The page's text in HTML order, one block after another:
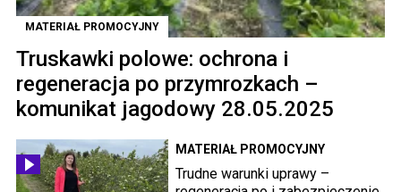
MATERIAŁ PROMOCYJNY
Truskawki polowe: ochrona i
regeneracja po przymrozkach –
komunikat jagodowy 28.05.2025
MATERIAŁ PROMOCYJNY
Trudne warunki uprawy –